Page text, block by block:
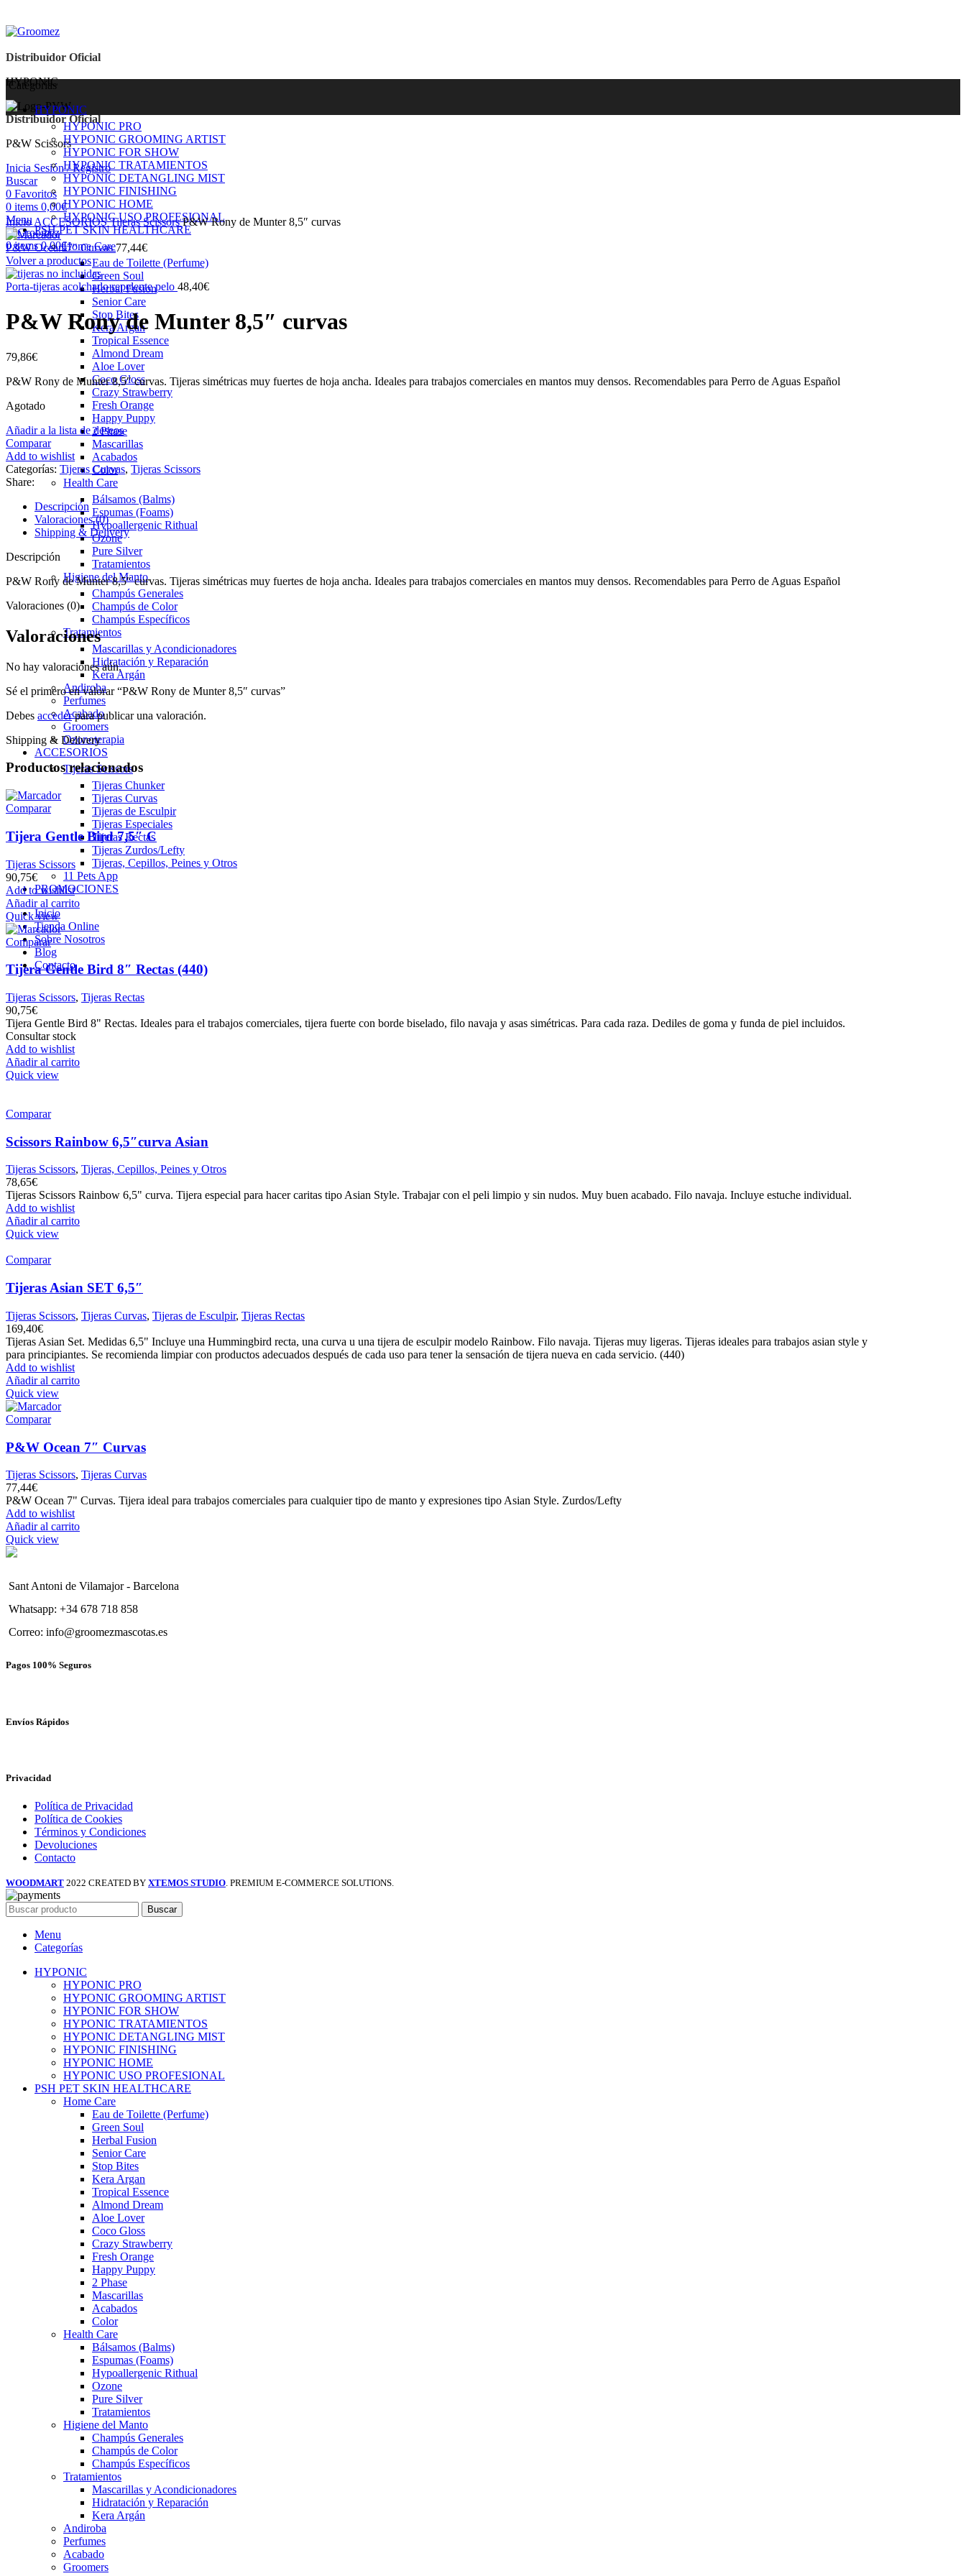
Distribuidor Oficial
HYPONIC
Distribuidor Oficial
P&W Scissors
Inicia Sesión / Registro
Buscar
0 Favoritos
0 items 0,00€
Menu
0items 0,00€
Categorías
HYPONIC
HYPONIC PRO
HYPONIC GROOMING ARTIST
HYPONIC FOR SHOW
HYPONIC TRATAMIENTOS
HYPONIC DETANGLING MIST
HYPONIC FINISHING
HYPONIC HOME
HYPONIC USO PROFESIONAL
PSH PET SKIN HEALTHCARE
Home Care
Eau de Toilette (Perfume)
Green Soul
Herbal Fusion
Senior Care
Stop Bites
Kera Argan
Tropical Essence
Almond Dream
Aloe Lover
Coco Gloss
Crazy Strawberry
Fresh Orange
Happy Puppy
2 Phase
Mascarillas
Acabados
Color
Health Care
Bálsamos (Balms)
Espumas (Foams)
Hypoallergenic Rithual
Ozone
Pure Silver
Tratamientos
Higiene del Manto
Champús Generales
Champús de Color
Champús Específicos
Tratamientos
Mascarillas y Acondicionadores
Hidratación y Reparación
Kera Argán
Andiroba
Perfumes
Acabado
Groomers
Ozonoterapia
ACCESORIOS
Tijeras Scissors
Tijeras Chunker
Tijeras Curvas
Tijeras de Esculpir
Tijeras Especiales
Tijeras Rectas
Tijeras Zurdos/Lefty
Tijeras, Cepillos, Peines y Otros
11 Pets App
PROMOCIONES
Inicio
Tienda Online
Sobre Nosotros
Blog
Contacto
➤REGISTRO PROFESIONAL
Sold out
Click para ampliar
InicioACCESORIOSTijeras ScissorsP&W Rony de Munter 8,5″ curvas
P&W Ocean 7" Curvas77,44€
Volver a productos
Porta-tijeras acolchado repelente pelo 48,40€
P&W Rony de Munter 8,5″ curvas
79,86€
P&W Rony de Munter 8,5″ curvas. Tijeras simétricas muy fuertes de hoja ancha. Ideales para trabajos comerciales en mantos muy densos. Recomendables para Perro de Aguas Español
Agotado
Añadir a la lista de deseos
Comparar
Add to wishlist
Categorías: Tijeras Curvas, Tijeras Scissors
Share:
Descripción
Valoraciones (0)
Shipping & Delivery
Descripción
P&W Rony de Munter 8,5″ curvas. Tijeras simétricas muy fuertes de hoja ancha. Ideales para trabajos comerciales en mantos muy densos. Recomendables para Perro de Aguas Español
Valoraciones (0)
Valoraciones
No hay valoraciones aún.
Sé el primero en valorar “P&W Rony de Munter 8,5″ curvas”
Debes accederpara publicar una valoración.
Shipping & Delivery
Productos relacionados
Comparar
Tijera Gentle Bird 7,5″ C
Tijeras Scissors
90,75€
Add to wishlist
Añadir al carrito
Quick view
Comparar
Tijera Gentle Bird 8″ Rectas (440)
Tijeras Scissors, Tijeras Rectas
90,75€
Tijera Gentle Bird 8" Rectas. Ideales para el trabajos comerciales, tijera fuerte con borde biselado, filo navaja y asas simétricas. Para cada raza. Dediles de goma y funda de piel incluidos.
Consultar stock
Add to wishlist
Añadir al carrito
Quick view
Comparar
Scissors Rainbow 6,5″curva Asian
Tijeras Scissors, Tijeras, Cepillos, Peines y Otros
78,65€
Tijeras Scissors Rainbow 6,5" curva. Tijera especial para hacer caritas tipo Asian Style. Trabajar con el peli limpio y sin nudos. Muy buen acabado. Filo navaja. Incluye estuche individual.
Add to wishlist
Añadir al carrito
Quick view
Comparar
Tijeras Asian SET 6,5″
Tijeras Scissors, Tijeras Curvas, Tijeras de Esculpir, Tijeras Rectas
169,40€
Tijeras Asian Set. Medidas 6,5" Incluye una Hummingbird recta, una curva u una tijera de esculpir modelo Rainbow. Filo navaja. Tijeras muy ligeras. Tijeras ideales para trabajos asian style y
para principiantes. Se recomienda limpiar con productos adecuados después de cada uso para tener la sensación de tijera nueva en cada servicio. (440)
Add to wishlist
Añadir al carrito
Quick view
Comparar
P&W Ocean 7″ Curvas
Tijeras Scissors, Tijeras Curvas
77,44€
P&W Ocean 7" Curvas. Tijera ideal para trabajos comerciales para cualquier tipo de manto y expresiones tipo Asian Style. Zurdos/Lefty
Add to wishlist
Añadir al carrito
Quick view
Sant Antoni de Vilamajor - Barcelona
Whatsapp: +34 678 718 858
Correo: info@groomezmascotas.es
Pagos 100% Seguros
Envíos Rápidos
Privacidad
Política de Privacidad
Política de Cookies
Términos y Condiciones
Devoluciones
Contacto
WOODMART 2022 CREATED BY XTEMOS STUDIO. PREMIUM E-COMMERCE SOLUTIONS.
Buscar
Menu
Categorías
HYPONIC
HYPONIC PRO
HYPONIC GROOMING ARTIST
HYPONIC FOR SHOW
HYPONIC TRATAMIENTOS
HYPONIC DETANGLING MIST
HYPONIC FINISHING
HYPONIC HOME
HYPONIC USO PROFESIONAL
PSH PET SKIN HEALTHCARE
Home Care
Eau de Toilette (Perfume)
Green Soul
Herbal Fusion
Senior Care
Stop Bites
Kera Argan
Tropical Essence
Almond Dream
Aloe Lover
Coco Gloss
Crazy Strawberry
Fresh Orange
Happy Puppy
2 Phase
Mascarillas
Acabados
Color
Health Care
Bálsamos (Balms)
Espumas (Foams)
Hypoallergenic Rithual
Ozone
Pure Silver
Tratamientos
Higiene del Manto
Champús Generales
Champús de Color
Champús Específicos
Tratamientos
Mascarillas y Acondicionadores
Hidratación y Reparación
Kera Argán
Andiroba
Perfumes
Acabado
Groomers